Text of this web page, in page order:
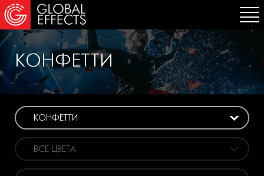
КОНФЕТТИ
КОНФЕТТИ
ВСЕ ЦВЕТА